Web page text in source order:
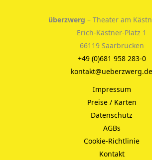
überzwerg – Theater am
Erich-Kästner-Platz 1
66119 Saarbrücken
+49 (0)681 958 283-0
kontakt@ueberzwerg.de
Impressum
Preise / Karten
Datenschutz
AGBs
Cookie-Richtlinie
Kontakt